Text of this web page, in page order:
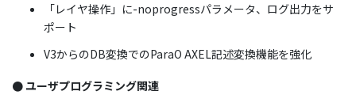
「レイヤ操作」に-noprogressパラメータ、ログ出力をサ
ポート
V3からのDB変換でのParaO AXEL記述変換機能を強化
● ユーザプログラミング関連